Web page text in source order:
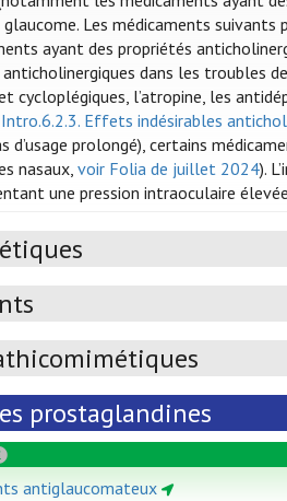
Les médicaments
ayant des propriétés
dans les troubles
cycloplégiques, l’atropine, les
Effets indésirables
d’usage prolongé), certains
nasaux,voir Folia de juillet 2024).
une pression intraoculaire
prostaglandines
antiglaucomateux